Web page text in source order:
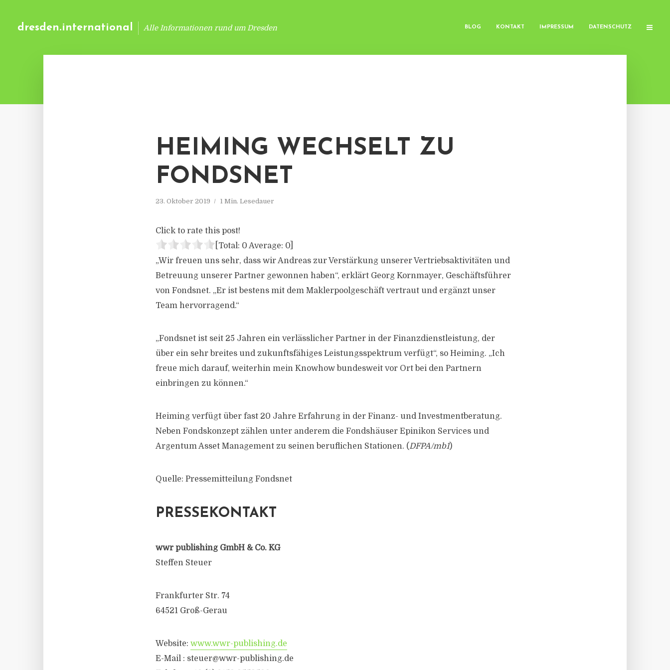
dresden.international Alle Informationen rund um Dresden BLOG KONTAKT IMPRESSUM DATENSCHUTZ
HEIMING WECHSELT ZU
FONDSNET
23. Oktober 2019 1 Min. Lesedauer
Click to rate this post!
[Total: 0 Average: 0
„Wir freuen uns sehr, dass wir Andreas zur Verstärkung unserer Vertriebsaktivitäten und
Betreuung unserer Partner gewonnen haben“, erklärt Georg Kornmayer, Geschäftsführer
von Fondsnet. „Er ist bestens mit dem Maklerpoolgeschäft vertraut und ergänzt unser
Team hervorragend.“
„Fondsnet ist seit 25 Jahren ein verlässlicher Partner in der Finanzdienstleistung, der
über ein sehr breites und zukunftsfähiges Leistungsspektrum verfügt“, so Heiming. „Ich
freue mich darauf, weiterhin mein Knowhow bundesweit vor Ort bei den Partnern
einbringen zu können.“
Heiming verfügt über fast 20 Jahre Erfahrung in der Finanz- und Investmentberatung.
Neben Fondskonzept zählen unter anderem die Fondshäuser Epinikon Services und
Argentum Asset Management zu seinen beruflichen Stationen. (DFPA/mb1)
Quelle: Pressemitteilung Fondsnet
PRESSEKONTAKT
wwr publishing GmbH & Co. KG
Steffen Steuer
Frankfurter Str. 74
64521 Groß-Gerau
Website: www.wwr-publishing.de
E-Mail : steuer@wwr-publishing.de